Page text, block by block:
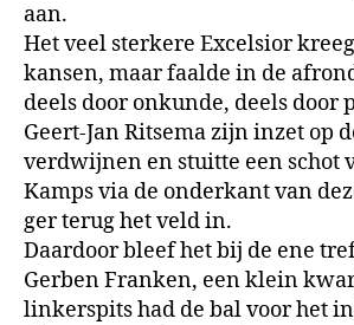
aan.
Het veel sterkere Excelsior
kansen, maar faalde in de
deels door onkunde, deels door
Geert-Jan Ritsema zijn in­zet op
verdwijnen en stuitte een schot
Kamps via de onderkant van
ger terug het veld in.
Daardoor bleef het bij de ene
Gerben Franken, een klein
linkerspits had de bal voor het